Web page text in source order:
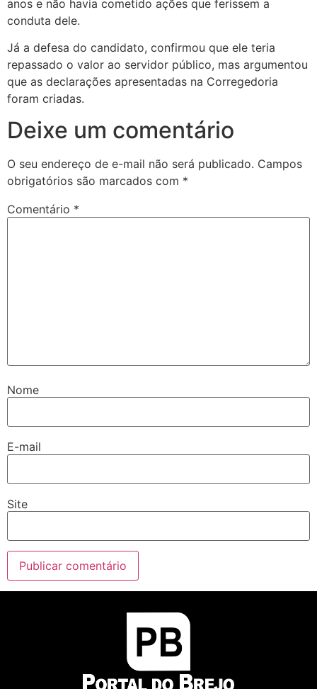
anos e não havia cometido ações que ferissem a
conduta dele.
Já a defesa do candidato, confirmou que ele teria
repassado o valor ao servidor público, mas argumentou
que as declarações apresentadas na Corregedoria
foram criadas.
Deixe um comentário
O seu endereço de e-mail não será publicado. Campos
obrigatórios são marcados com *
Comentário *
Nome
E-mail
Site